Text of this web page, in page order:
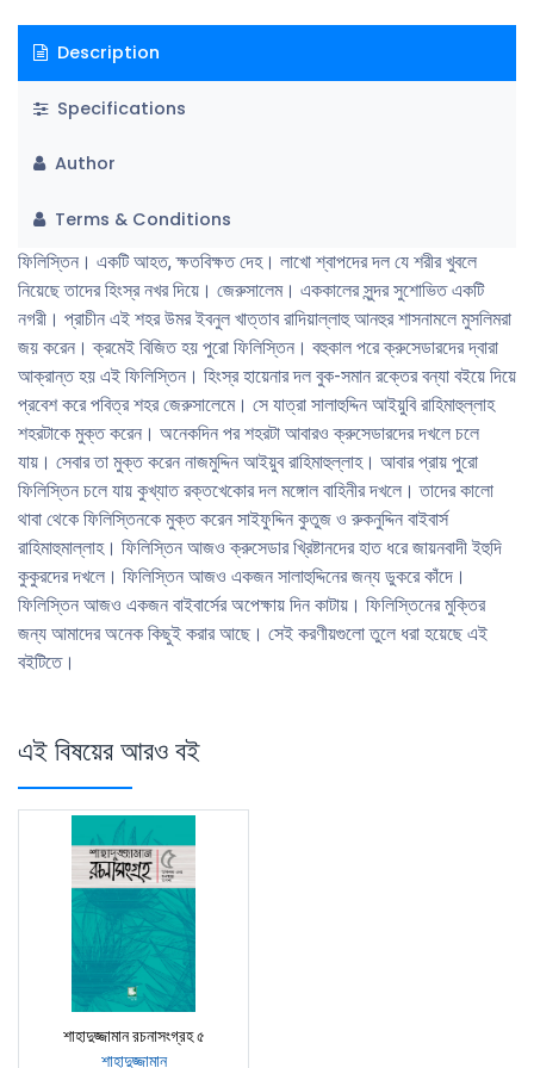
Description
Specifications
Author
Terms & Conditions
ফিলিস্তিন। একটি আহত, ক্ষতবিক্ষত দেহ। লাখো শ্বাপদের দল যে শরীর খুবলে
নিয়েছে তাদের হিংস্র নখর দিয়ে। জেরুসালেম। এককালের সুন্দর সুশোভিত একটি
নগরী। প্রাচীন এই শহর উমর ইবনুল খাত্তাব রাদিয়াল্লাহু আনহুর শাসনামলে মুসলিমরা
জয় করেন। ক্রমেই বিজিত হয় পুরো ফিলিস্তিন। বহুকাল পরে ক্রুসেডারদের দ্বারা
আক্রান্ত হয় এই ফিলিস্তিন। হিংস্র হায়েনার দল বুক-সমান রক্তের বন্যা বইয়ে দিয়ে
প্রবেশ করে পবিত্র শহর জেরুসালেমে। সে যাত্রা সালাহুদ্দিন আইয়ুবি রাহিমাহুল্লাহ
শহরটাকে মুক্ত করেন। অনেকদিন পর শহরটা আবারও ক্রুসেডারদের দখলে চলে
যায়। সেবার তা মুক্ত করেন নাজমুদ্দিন আইয়ুব রাহিমাহুল্লাহ। আবার প্রায় পুরো
ফিলিস্তিন চলে যায় কুখ্যাত রক্তখেকোর দল মঙ্গোল বাহিনীর দখলে। তাদের কালো
থাবা থেকে ফিলিস্তিনকে মুক্ত করেন সাইফুদ্দিন কুতুজ ও রুকনুদ্দিন বাইবার্স
রাহিমাহুমাল্লাহ। ফিলিস্তিন আজও ক্রুসেডার খ্রিষ্টানদের হাত ধরে জায়নবাদী ইহুদি
কুকুরদের দখলে। ফিলিস্তিন আজও একজন সালাহুদ্দিনের জন্য ডুকরে কাঁদে।
ফিলিস্তিন আজও একজন বাইবার্সের অপেক্ষায় দিন কাটায়। ফিলিস্তিনের মুক্তির
জন্য আমাদের অনেক কিছুই করার আছে। সেই করণীয়গুলো তুলে ধরা হয়েছে এই
বইটিতে।
এই বিষয়ের আরও বই
শাহাদুজ্জামান রচনাসংগ্রহ ৫
শাহাদুজ্জামান